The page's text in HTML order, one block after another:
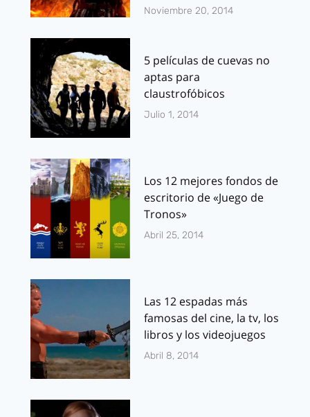
Noviembre 20, 2014
5 películas de cuevas no
aptas para
claustrofóbicos
Julio 1, 2014
Los 12 mejores fondos de
escritorio de «Juego de
Tronos»
Abril 25, 2014
Las 12 espadas más
famosas del cine, la tv, los
libros y los videojuegos
Abril 8, 2014